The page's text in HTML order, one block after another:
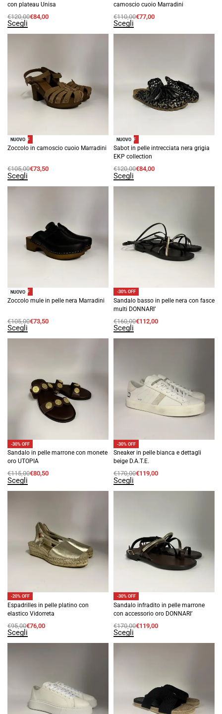
con plateau Unisa
€120,00€84,00
Scegli
camoscio cuoio Marradini
€110,00€77,00
Scegli
-30% OFF
NUOVO
Zoccolo in camoscio cuoio Marradini
€105,00€73,50
Scegli
-30% OFF
NUOVO
Sabot in pelle intrecciata nera grigia
EKP collection
€120,00€84,00
Scegli
-30% OFF
NUOVO
Zoccolo mule in pelle nera Marradini
€105,00€73,50
Scegli
-30% OFF
Sandalo basso in pelle nera con fasce
multi DONNARI’
€160,00€112,00
Scegli
-30% OFF
Sandalo in pelle marrone con monete
oro UTOPIA
€115,00€80,50
Scegli
-30% OFF
Sneaker in pelle bianca e dettagli
beige D.A.T.E.
€170,00€119,00
Scegli
-20% OFF
Espadrilles in pelle platino con
elastico Vidorreta
€95,00€76,00
Scegli
-30% OFF
Sandalo infradito in pelle marrone
con accessorio oro DONNARI’
€170,00€119,00
Scegli